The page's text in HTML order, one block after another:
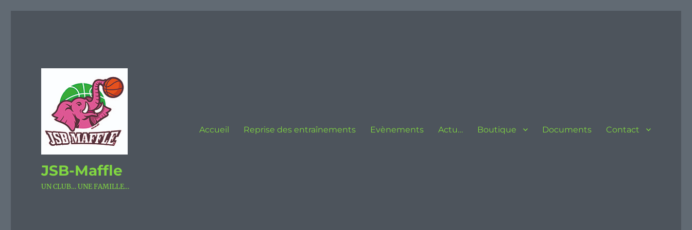
JSB-Maffle
UN CLUB… UNE FAMILLE…
Accueil Reprise des entraînements Evènements Actu… Boutique Documents Contact